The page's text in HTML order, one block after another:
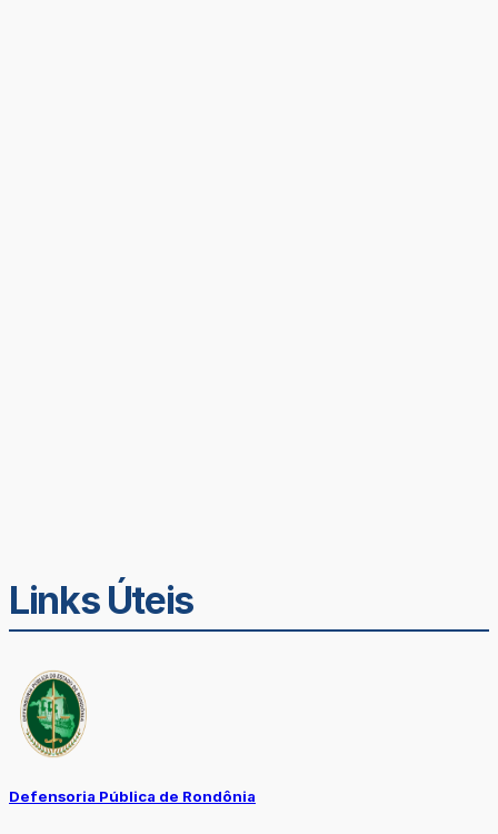
Links Úteis
Defensoria Pública de Rondônia